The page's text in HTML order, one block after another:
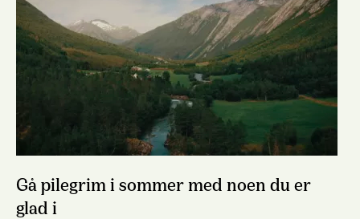
Gå pilegrim i sommer med noen du er
glad i